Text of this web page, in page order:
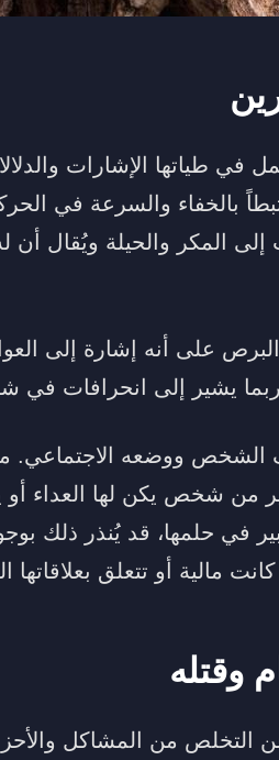
طياتها الإشارات
بالخفاء والسرعة في
المكر والحيلة ويُقال أن
على أنه إشارة إلى
يشير إلى انحرافات في
ووضعه الاجتماعي.
من شخص يكن لها العداء أو
في حلمها، قد يُنذر ذلك
مالية أو تتعلق
وقتله
التخلص من المشاكل